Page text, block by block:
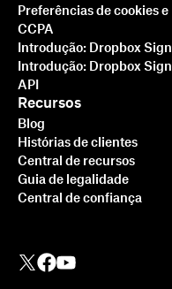
Preferências de cookies e
CCPA
Introdução: Dropbox Sign
Introdução: Dropbox Sign
API
Recursos
Blog
Histórias de clientes
Central de recursos
Guia de legalidade
Central de confiança